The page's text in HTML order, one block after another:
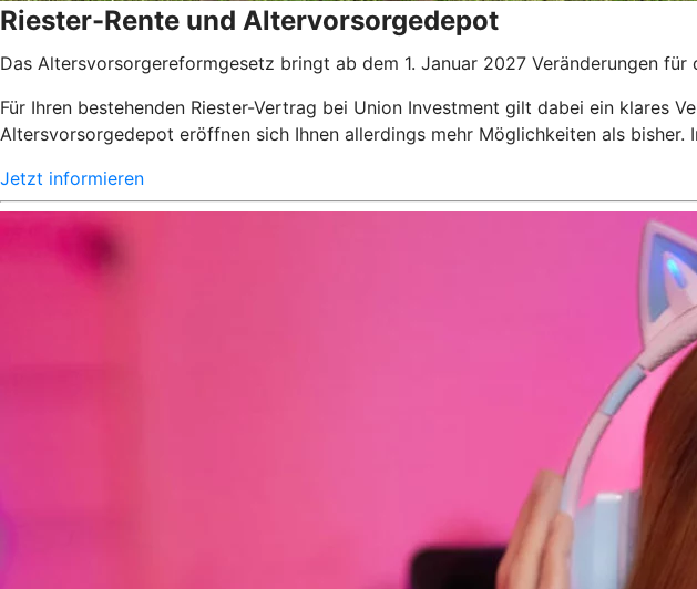
Riester-Rente und Altervorsorgedepot
Das Altersvorsorgereformgesetz bringt ab dem 1. Januar 2027 Veränderungen
Für Ihren bestehenden Riester-Vertrag bei Union Investment gilt dabei ein klares
Altersvorsorgedepot eröffnen sich Ihnen allerdings mehr Möglichkeiten als
Jetzt informieren